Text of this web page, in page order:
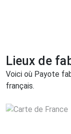
Lieux de
Voici où Payote
français.